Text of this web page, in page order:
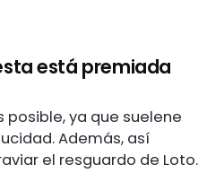
está premiada
ya que suelene
Además, así
el resguardo de Loto.